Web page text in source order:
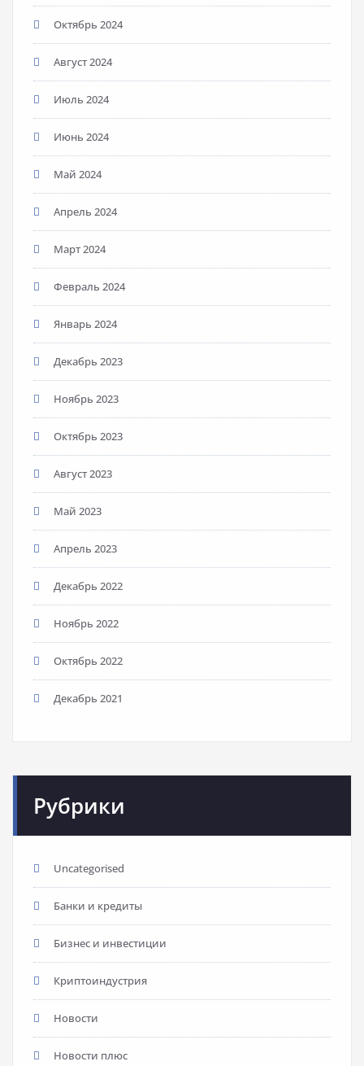
Октябрь 2024
Август 2024
Июль 2024
Июнь 2024
Май 2024
Апрель 2024
Март 2024
Февраль 2024
Январь 2024
Декабрь 2023
Ноябрь 2023
Октябрь 2023
Август 2023
Май 2023
Апрель 2023
Декабрь 2022
Ноябрь 2022
Октябрь 2022
Декабрь 2021
Рубрики
Uncategorised
Банки и кредиты
Бизнес и инвестиции
Криптоиндустрия
Новости
Новости плюс